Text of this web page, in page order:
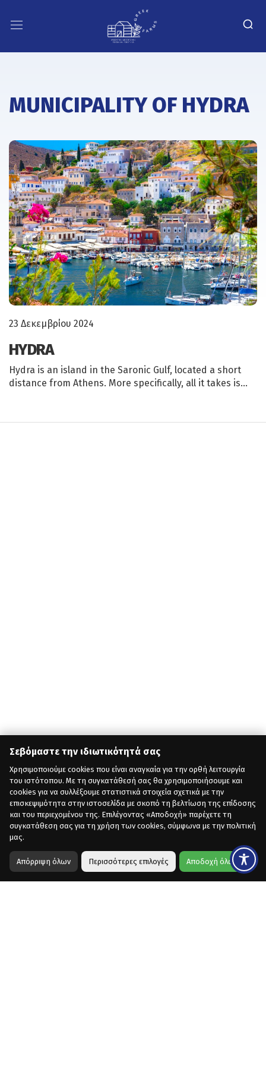
Σεβόμαστε την ιδιωτικότητά σας
Χρησιμοποιούμε cookies που είναι αναγκαία για την ορθή λειτουργία
του ιστότοπου. Με τη συγκατάθεσή σας θα χρησιμοποιήσουμε και
cookies για να συλλέξουμε στατιστικά στοιχεία σχετικά με την
επισκεψιμότητα στην ιστοσελίδα με σκοπό τη βελτίωση της επίδοσης
και του περιεχομένου της. Επιλέγοντας «Αποδοχή» παρέχετε τη
συγκατάθεση σας για τη χρήση των cookies, σύμφωνα με την πολιτική
μας.
Απόρριψη όλων Περισσότερες επιλογές Αποδοχή όλων
MUNICIPALITY OF HYDRA
23 Δεκεμβρίου 2024
HYDRA
Hydra is an island in the Saronic Gulf, located a short
distance from Athens. More specifically, all it takes is…